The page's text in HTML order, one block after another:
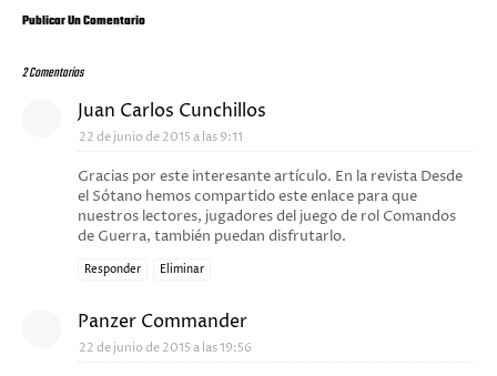
Publicar Un Comentario
2 Comentarios
Juan Carlos Cunchillos
22 de junio de 2015 a las 9:11
Gracias por este interesante artículo. En la revista Desde
el Sótano hemos compartido este enlace para que
nuestros lectores, jugadores del juego de rol Comandos
de Guerra, también puedan disfrutarlo.
Responder Eliminar
Panzer Commander
22 de junio de 2015 a las 19:56